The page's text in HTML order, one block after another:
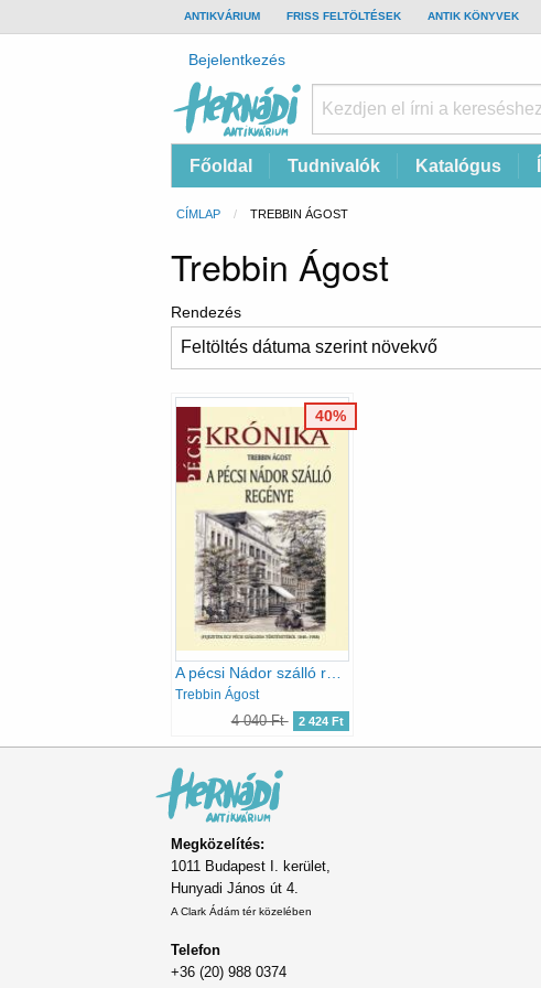
TOP
BAR
ANTIKVÁRIUM FRISS FELTÖLTÉSEK ANTIK KÖNYVEK
Felhasználói
fiók
menüje
Bejelentkezés
Antikvárium
Online
Fő
navigáció
Főoldal Tudnivalók Katalógus
Morzsa
CÍMLAP CURRENT:
TREBBIN ÁGOST
Trebbin Ágost
Rendezés
Trebbin Ágost
4 040 Ft 2 424 Ft
40%
Megközelítés:
1011 Budapest I. kerület,
Hunyadi János út 4.
A Clark Ádám tér közelében
Telefon
+36 (20) 988 0374